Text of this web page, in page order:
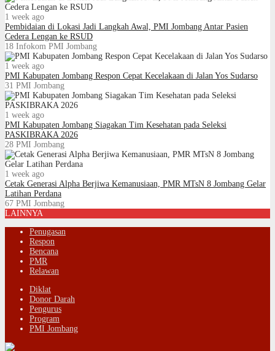
1 week ago
Pembidaian di Lokasi Jadi Langkah Awal, PMI Jombang Antar Pasien
Cedera Lengan ke RSUD
18 Infokom PMI Jombang
1 week ago
PMI Kabupaten Jombang Respon Cepat Kecelakaan di Jalan Yos Sudarso
31 PMI Jombang
1 week ago
PMI Kabupaten Jombang Siagakan Tim Kesehatan pada Seleksi
PASKIBRAKA 2026
28 PMI Jombang
1 week ago
Cetak Generasi Alpha Berjiwa Kemanusiaan, PMR MTsN 8 Jombang Gelar
Latihan Perdana
67 PMI Jombang
LAINNYA
Penugasan
Respon
Bencana
PMR
Relawan
Diklat
Donor Darah
Pengurus
Program
PMI Jombang